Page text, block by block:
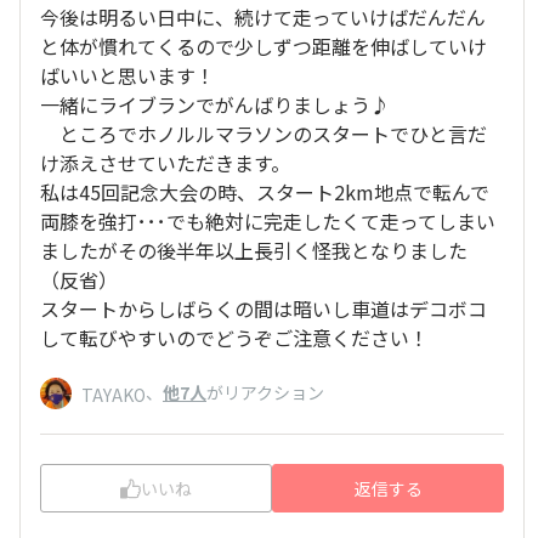
今後は明るい日中に、続けて走っていけばだんだん
と体が慣れてくるので少しずつ距離を伸ばしていけ
ばいいと思います！
一緒にライブランでがんばりましょう♪
ところでホノルルマラソンのスタートでひと言だ
け添えさせていただきます。
私は45回記念大会の時、スタート2km地点で転んで
両膝を強打･･･でも絶対に完走したくて走ってしまい
ましたがその後半年以上長引く怪我となりました
（反省）
スタートからしばらくの間は暗いし車道はデコボコ
して転びやすいのでどうぞご注意ください！
TAYAKO、 他7人がリアクション
いいね 返信する